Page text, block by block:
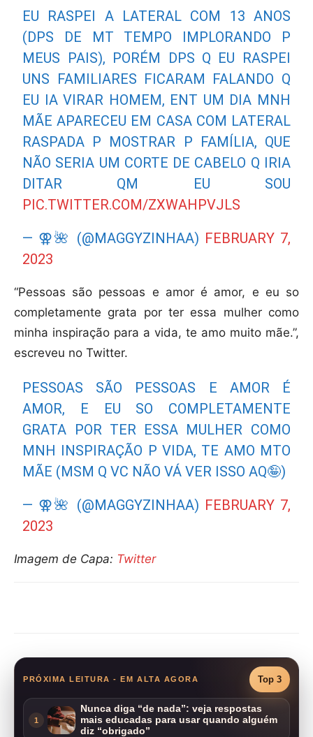
EU RASPEI A LATERAL COM 13 ANOS
(DPS DE MT TEMPO IMPLORANDO P
MEUS PAIS), PORÉM DPS Q EU RASPEI
UNS FAMILIARES FICARAM FALANDO Q
EU IA VIRAR HOMEM, ENT UM DIA MNH
MÃE APARECEU EM CASA COM LATERAL
RASPADA P MOSTRAR P FAMÍLIA, QUE
NÃO SERIA UM CORTE DE CABELO Q IRIA
DITAR QM EU SOU
PIC.TWITTER.COM/ZXWAHPVJLS
— ⚢🌺 (@MAGGYZINHAA) FEBRUARY 7,
2023
“Pessoas são pessoas e amor é amor, e eu so
completamente grata por ter essa mulher como
minha inspiração para a vida, te amo muito mãe.”,
escreveu no Twitter.
PESSOAS SÃO PESSOAS E AMOR É
AMOR, E EU SO COMPLETAMENTE
GRATA POR TER ESSA MULHER COMO
MNH INSPIRAÇÃO P VIDA, TE AMO MTO
MÃE (MSM Q VC NÃO VÁ VER ISSO AQ🤪)
— ⚢🌺 (@MAGGYZINHAA) FEBRUARY 7,
2023
Imagem de Capa: Twitter
PRÓXIMA LEITURA - EM ALTA AGORA Top 3
1
Nunca diga “de nada”: veja respostas
mais educadas para usar quando alguém
diz “obrigado”